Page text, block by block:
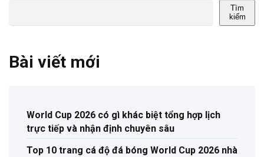
Tìm
kiếm
Bài viết mới
World Cup 2026 có gì khác biệt tổng hợp lịch
trực tiếp và nhận định chuyên sâu
Top 10 trang cá độ đá bóng World Cup 2026 nhà